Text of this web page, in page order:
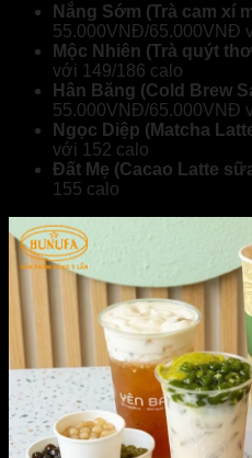
Nắng Sớm (Trà cam xí
55.000VNĐ/65.000VNĐ
Mộc Nhiên (Trà quýt
với 149/186 calo
Hân Băng (Cold Brew
55.000VNĐ/65.000VNĐ
Ngọc Diệp (Matcha
với 152 calo
Đất Mẹ (Cacao Latte
155 calo